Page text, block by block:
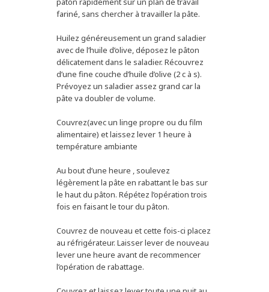
fariné, sans chercher à travailler la pâte.
Huilez généreusement un grand saladier
avec de l’huile d’olive, déposez le pâton
délicatement dans le saladier. Récouvrez
d’une fine couche d’huile d’olive (2 c à s).
Prévoyez un saladier assez grand car la
pâte va doubler de volume.
Couvrez(avec un linge propre ou du film
alimentaire) et laissez lever 1 heure à
température ambiante
Au bout d’une heure , soulevez
légèrement la pâte en rabattant le bas sur
le haut du pâton. Répétez l’opération trois
fois en faisant le tour du pâton.
Couvrez de nouveau et cette fois-ci placez
au réfrigérateur. Laisser lever de nouveau
lever une heure avant de recommencer
l’opération de rabattage.